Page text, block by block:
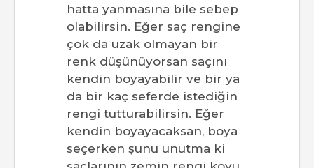
hatta yanmasına bile sebep
olabilirsin. Eğer saç rengine
çok da uzak olmayan bir
renk düşünüyorsan saçını
kendin boyayabilir ve bir ya
da bir kaç seferde istediğin
rengi tutturabilirsin. Eğer
kendin boyayacaksan, boya
seçerken şunu unutma ki